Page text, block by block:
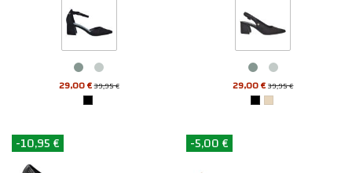
29,00 €39,95 € 29,00 €39,95 €
-10,95 € -5,00 €